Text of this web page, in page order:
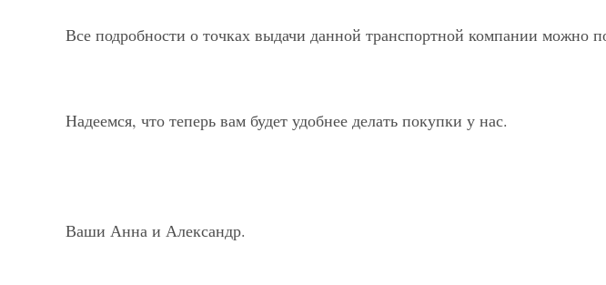
Все подробности о точках выдачи данной транспортной компании можно
Надеемся, что теперь вам будет удобнее делать покупки у нас.
Ваши Анна и Александр.